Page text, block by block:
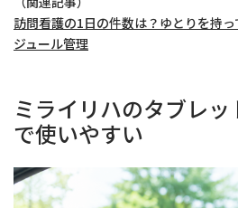
訪問看護の1日の件数は？ゆとりを持
ジュール管理
ミライリハのタブレッ
で使いやすい